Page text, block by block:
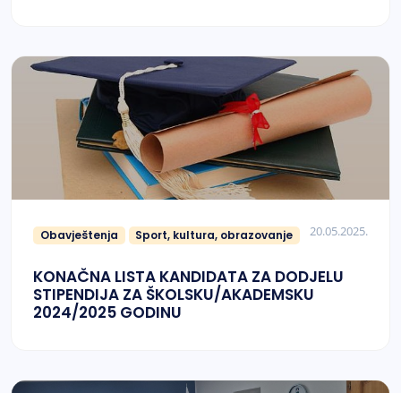
Obavještenja Sport, kultura, obrazovanje 20.05.2025.
KONAČNA LISTA KANDIDATA ZA DODJELU
STIPENDIJA ZA ŠKOLSKU/AKADEMSKU
2024/2025 GODINU